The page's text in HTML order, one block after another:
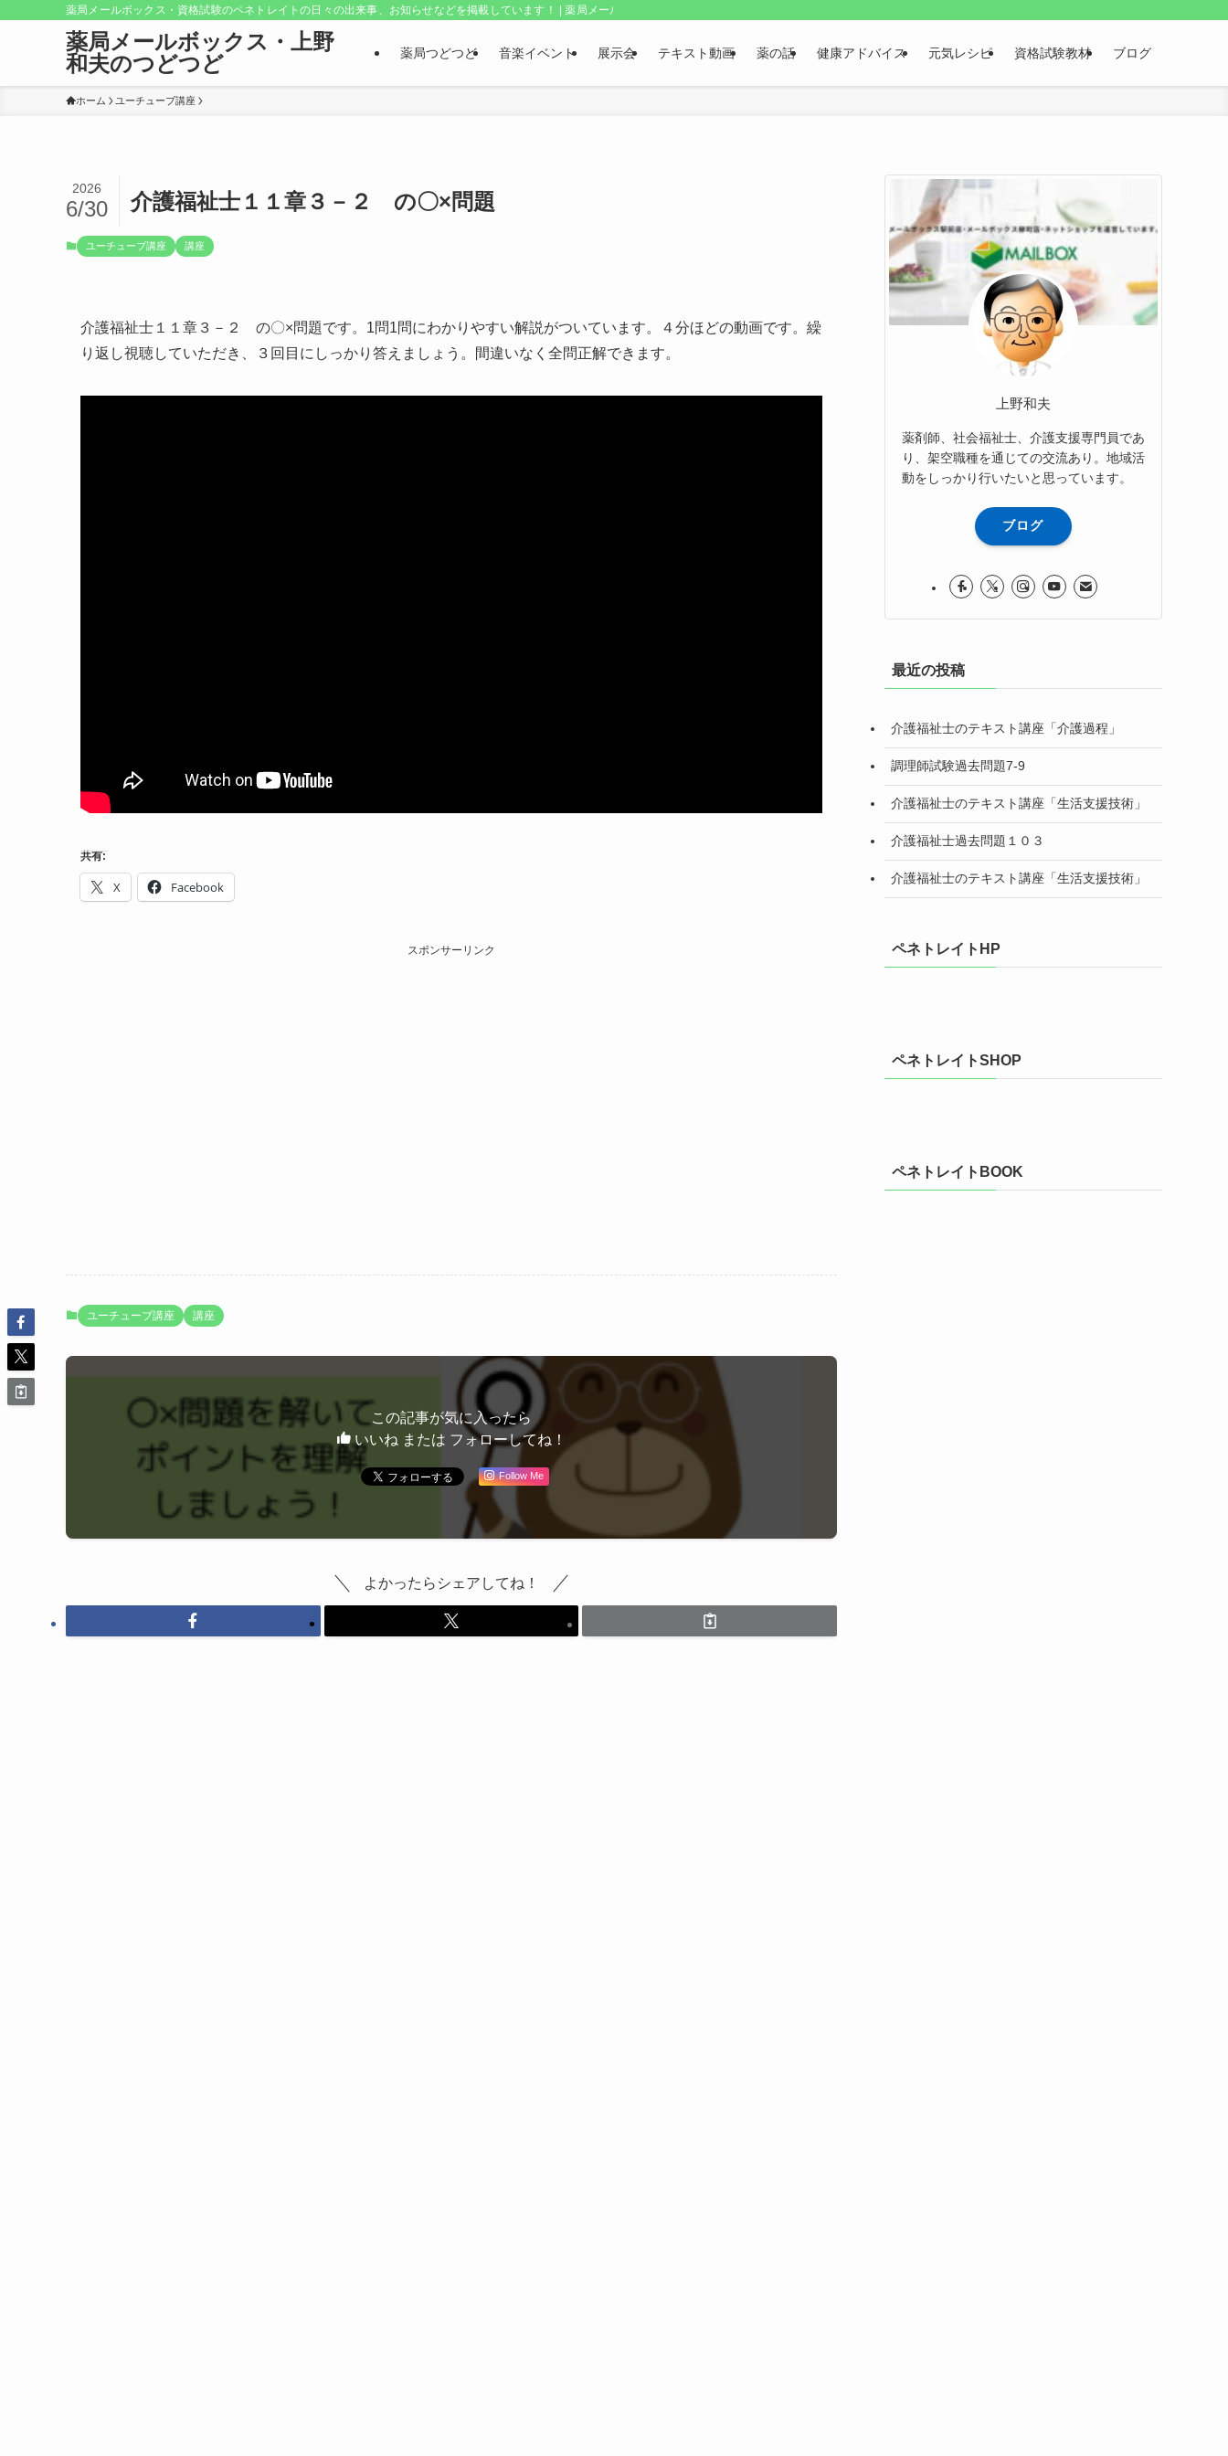
薬局メールボックス・資格試験のペネトレイトの日々の出来事、お知らせなどを掲載しています！ | 薬局メールボックス・上野和夫のつどつど
薬局メールボックス・上野
和夫のつどつど
薬局つどつど 音楽イベント 展示会 テキスト動画 薬の話 健康アドバイス 元気レシピ 資格試験教材 ブログ
ホーム ユーチューブ講座
介護福祉士１１章３－２ の〇×問題
2026
6/30
ユーチューブ講座 講座
介護福祉士１１章３－２ の〇×問題です。1問1問にわかりやすい解説がついています。４分ほどの動画です。繰
り返し視聴していただき、３回目にしっかり答えましょう。間違いなく全問正解できます。
共有:
X Facebook
スポンサーリンク
ユーチューブ講座 講座
この記事が気に入ったら
いいね または フォローしてね！
Follow Me
よかったらシェアしてね！
上野和夫
薬剤師、社会福祉士、介護支援専門員であ
り、架空職種を通じての交流あり。地域活
動をしっかり行いたいと思っています。
ブログ
最近の投稿
介護福祉士のテキスト講座「介護過程」
調理師試験過去問題7-9
介護福祉士のテキスト講座「生活支援技術」
介護福祉士過去問題１０３
介護福祉士のテキスト講座「生活支援技術」
ペネトレイトHP
ペネトレイトSHOP
ペネトレイトBOOK